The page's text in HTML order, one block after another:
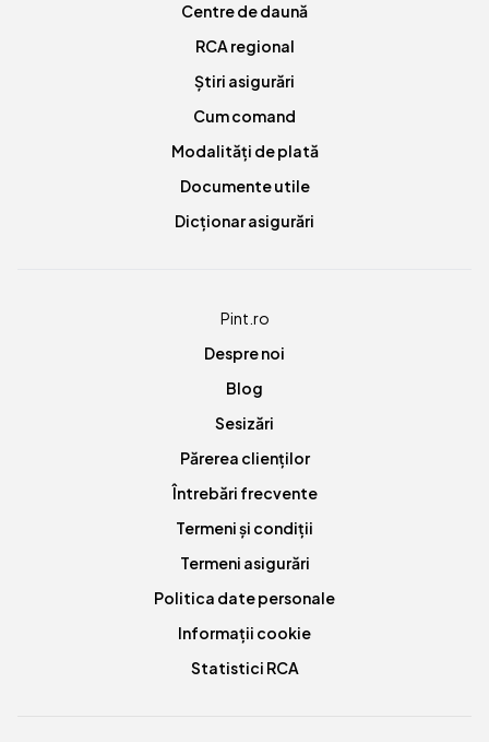
Centre de daună
RCA regional
Știri asigurări
Cum comand
Modalități de plată
Documente utile
Dicționar asigurări
Pint.ro
Despre noi
Blog
Sesizări
Părerea clienților
Întrebări frecvente
Termeni și condiții
Termeni asigurări
Politica date personale
Informații cookie
Statistici RCA